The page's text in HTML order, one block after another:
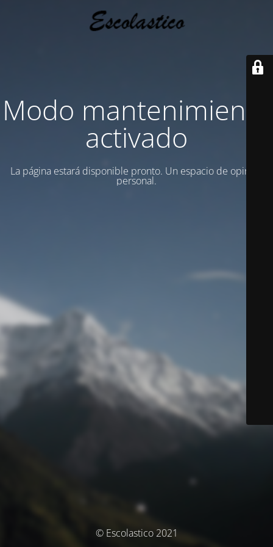
Modo mantenimiento
activado
La página estará disponible pronto. Un espacio de opinion
personal.
© Escolastico 2021